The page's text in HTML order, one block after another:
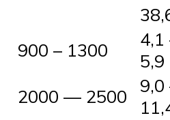
900 – 1300
4,1
5,9
2000 — 2500
9,0